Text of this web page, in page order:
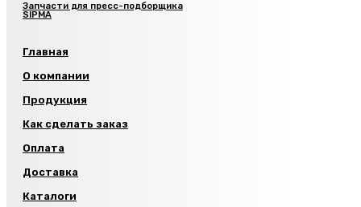
Запчасти для пресс-подборщика
SIPMA
Главная
О компании
Продукция
Как сделать заказ
Оплата
Доставка
Каталоги